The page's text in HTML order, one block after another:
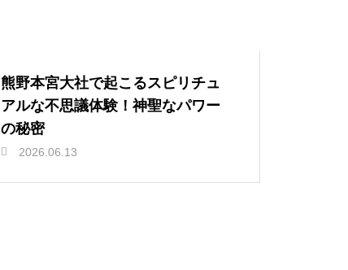
熊野本宮大社で起こるスピリチュ
アルな不思議体験！神聖なパワー
の秘密
2026.06.13